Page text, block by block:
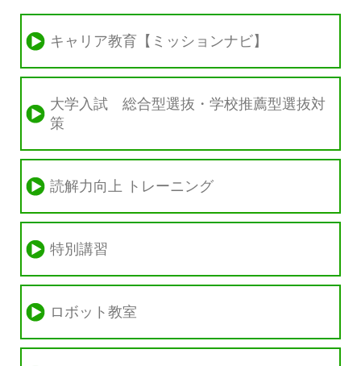
キャリア教育【ミッションナビ】
大学入試 総合型選抜・学校推薦型選抜対
策
読解力向上 トレーニング
特別講習
ロボット教室